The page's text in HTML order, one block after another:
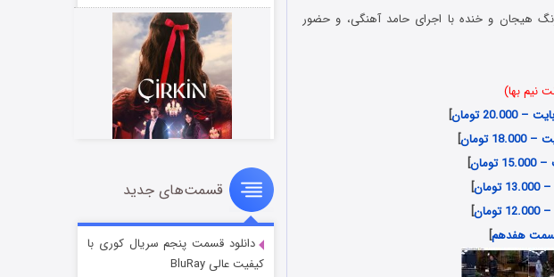
هیجان و خنده با اجرای حامد آهنگی، و حضور
نیم بها)
]
]
]
]
]
هفدهم]
سریال زشت
قسمت۲ (زیرنویس) منتشر شد
قسمت‌های جدید
دانلود قسمت پنجم سریال کوری با
کیفیت عالی BluRay